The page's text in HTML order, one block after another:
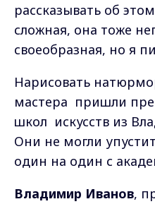
рассказывать об
сложная, она тоже
своеобразная, но я
Нарисовать
мастера пришли
школ искусств из
Они не могли
один на один с
Владимир Иванов,